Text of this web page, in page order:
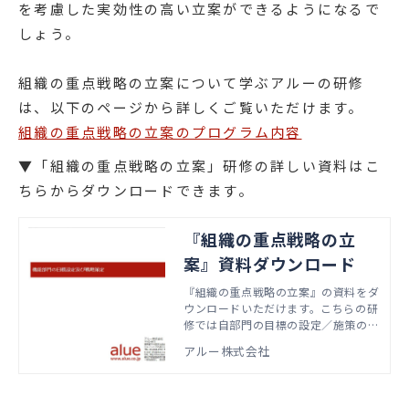
を考慮した実効性の高い立案ができるようになるで
しょう。
組織の重点戦略の立案について学ぶアルーの研修
は、以下のページから詳しくご覧いただけます。
組織の重点戦略の立案のプログラム内容
▼「組織の重点戦略の立案」研修の詳しい資料はこ
ちらからダウンロードできます。
『組織の重点戦略の立
案』資料ダウンロード
『組織の重点戦略の立案』の資料をダ
ウンロードいただけます。こちらの研
修では自部門の目標の設定／施策の立
す。本資料では、実際の研修で扱うア
アルー株式会社